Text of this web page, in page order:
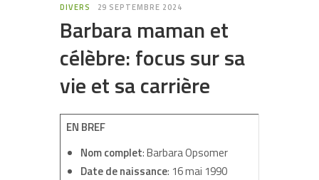
DIVERS 29 SEPTEMBRE 2024
Barbara maman et
célèbre: focus sur sa
vie et sa carrière
EN BREF
Nom complet: Barbara Opsomer
Date de naissance: 16 mai 1990